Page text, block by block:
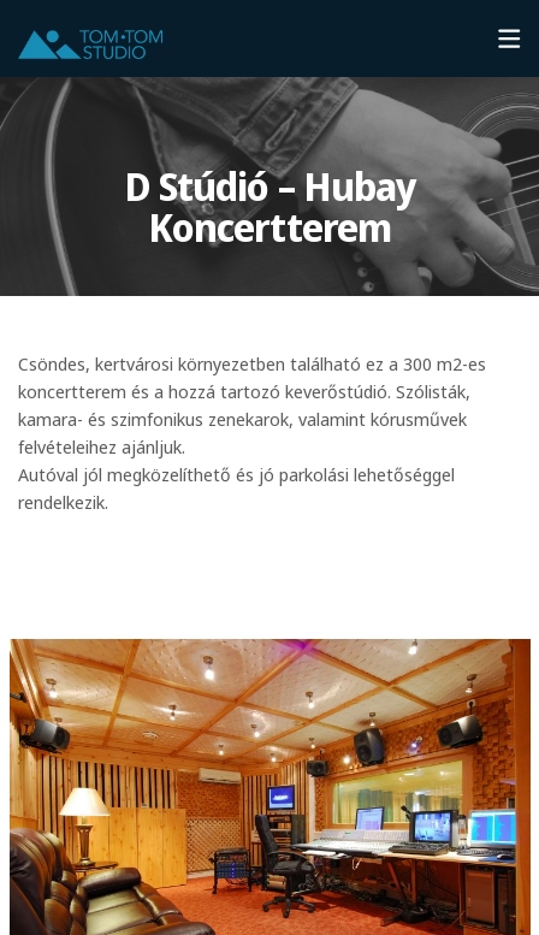
D Stúdió – Hubay
Koncertterem
Csöndes, kertvárosi környezetben található ez a 300 m2-es
koncertterem és a hozzá tartozó keverőstúdió. Szólisták,
kamara- és szimfonikus zenekarok, valamint kórusművek
felvételeihez ajánljuk.
Autóval jól megközelíthető és jó parkolási lehetőséggel
rendelkezik.